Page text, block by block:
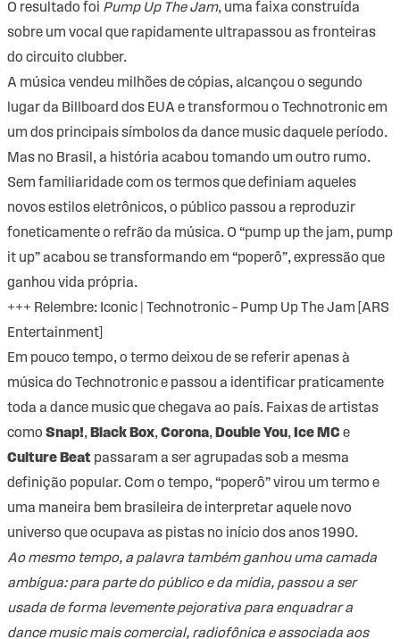
O resultado foi Pump Up The Jam, uma faixa construída
sobre um vocal que rapidamente ultrapassou as fronteiras
do circuito clubber.
A música vendeu milhões de cópias, alcançou o segundo
lugar da Billboard dos EUA e transformou o Technotronic em
um dos principais símbolos da dance music daquele período.
Mas no Brasil, a história acabou tomando um outro rumo.
Sem familiaridade com os termos que definiam aqueles
novos estilos eletrônicos, o público passou a reproduzir
foneticamente o refrão da música. O “pump up the jam, pump
it up” acabou se transformando em “poperô”, expressão que
ganhou vida própria.
+++ Relembre: Iconic | Technotronic – Pump Up The Jam [ARS
Entertainment]
Em pouco tempo, o termo deixou de se referir apenas à
música do Technotronic e passou a identificar praticamente
toda a dance music que chegava ao país. Faixas de artistas
como Snap!, Black Box,Corona, Double You, Ice MCe
Culture Beat passaram a ser agrupadas sob a mesma
definição popular. Com o tempo, “poperô” virou um termo e
uma maneira bem brasileira de interpretar aquele novo
universo que ocupava as pistas no início dos anos 1990.
Ao mesmo tempo, a palavra também ganhou uma camada
ambígua: para parte do público e da mídia, passou a ser
usada de forma levemente pejorativa para enquadrar a
dance music mais comercial, radiofônica e associada aos